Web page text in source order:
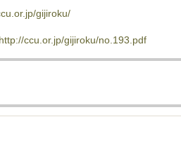
gijiroku/
http://ccu.or.jp/gijiroku/no.193.pdf